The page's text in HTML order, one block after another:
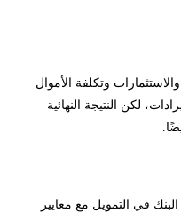
وتكلفة الأموال
لكن النتيجة النهائية
في التمويل مع معايير